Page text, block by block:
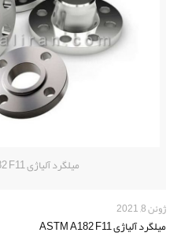
میلگرد آلیاژی ASTM A182 F11
ژوئن 8, 2021
میلگرد آلیاژی ASTM A182 F11